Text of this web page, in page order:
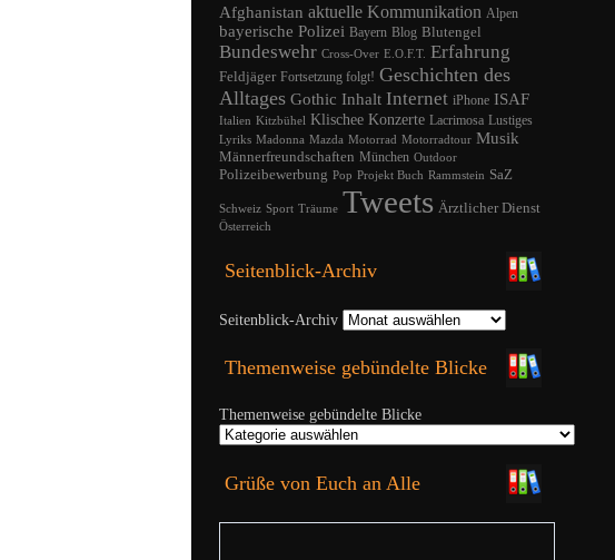
Afghanistan aktuelle Kommunikation Alpen
bayerische Polizei Bayern Blog Blutengel
Bundeswehr Cross-Over E.O.F.T. Erfahrung
Feldjäger Fortsetzung folgt! Geschichten des
Alltages Gothic Inhalt Internet iPhone ISAF
Italien Kitzbühel Klischee Konzerte Lacrimosa Lustiges
Lyriks Madonna Mazda Motorrad Motorradtour Musik
Männerfreundschaften München Outdoor
Polizeibewerbung Pop Projekt Buch Rammstein SaZ
Schweiz Sport Träume Tweets Ärztlicher Dienst
Österreich
Seitenblick-Archiv
Seitenblick-Archiv
Themenweise gebündelte Blicke
Themenweise gebündelte Blicke
Grüße von Euch an Alle